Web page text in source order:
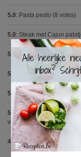
5.0: Pasta pesto (8 votes)
5.0: Steak met Cajun
5.0 Avocadosoep met
5.0 Spaghetti bolognese
5.0:Capellini met scampi
5.0:Hertensteak met
votes)
4.9:Tartaar van gerookte